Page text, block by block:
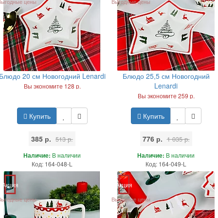
20 см Новогодний Lenardi
Вы экономите 128 р.
Купить
385 р. 513 р.
Наличие: В наличии
Код: 164-048-L
Блюдо 25,5 см Новогодний
Lenardi
Вы экономите 259 р.
Купить
776 р. 1 035 р.
Наличие: В наличии
Код: 164-049-L
Акция
цены
Акция
Выгодные цены